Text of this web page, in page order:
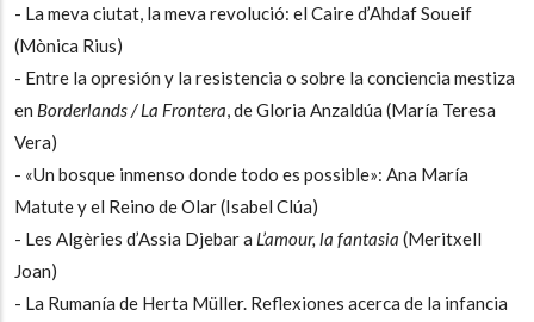
- La meva ciutat, la meva revolució: el Caire d’Ahdaf Soueif
(Mònica Rius)
- Entre la opresión y la resistencia o sobre la conciencia mestiza
en Borderlands / La Frontera , de Gloria Anzaldúa (María Teresa
Vera)
- «Un bosque inmenso donde todo es possible»: Ana María
Matute y el Reino de Olar (Isabel Clúa)
- Les Algèries d’Assia Djebar a L’amour, la fantasia (Meritxell
Joan)
- La Rumanía de Herta Müller. Reflexiones acerca de la infancia